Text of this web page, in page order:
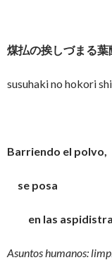
煤払の挨しづまる葉
susuhaki no hokori
Barriendo el polvo,
se posa
en las
Asuntos humanos: